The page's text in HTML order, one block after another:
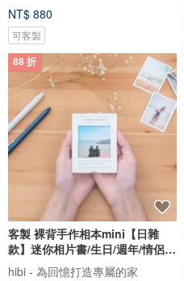
NT$ 880
可客製
88 折
客製 裸背手作相本mini【日雜
款】迷你相片書/生日/週年/情侶禮
物
hibi - 為回憶打造專屬的家